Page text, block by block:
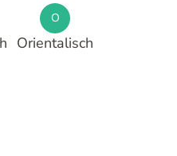
O
Orientalisch